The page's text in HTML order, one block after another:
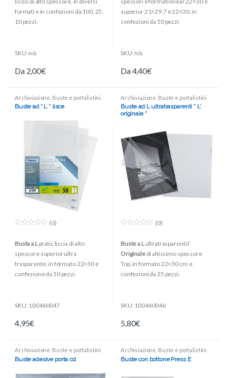
o
f
5
formati e in confezioni da 100, 25,
10 pezzi.
SKU: n/a
Da 2,00€
o
5superior 21×29,7 e 22×30, in
confezioni da 50 pezzi.
SKU: n/a
Da4,40€
Archiviazione Buste e portalistini
Buste ad ” L ” lisce
u
o
f
5
(0)
Busta a Lpratic liscia di alto
spessore superior ultra
trasparente, in formato 22×30 e
confezione da 50 pezzi.
trasparenza
FINITURA : liscia
(Polipropilene)
TIPOLOGIA : Superior
SKU: 100460047
4,95€
Archiviazione Buste e portalistini
Buste ad L ultratrasparenti ” L’
originale “
u
o
f
5
(0)
Buste a Lultratrasparenti l’
Originaledi altissimo spessore
Top, in formato 22×30 cm e
confezioni da 25 pezzi.
trasparenza
FINITURA : liscia
(Polipropilene)
TIPOLOGIA : modello Top
SKU: 100460046
5,80€
Archiviazione Buste e portalistini
Buste adesive porta cd
Archiviazione Buste e portalistini
Buste con bottone Press E